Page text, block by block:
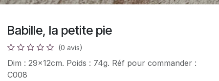
Babille, la petite pie
(0 avis)
Dim : 29x12cm. Poids : 74g. Réf pour commander :
C008